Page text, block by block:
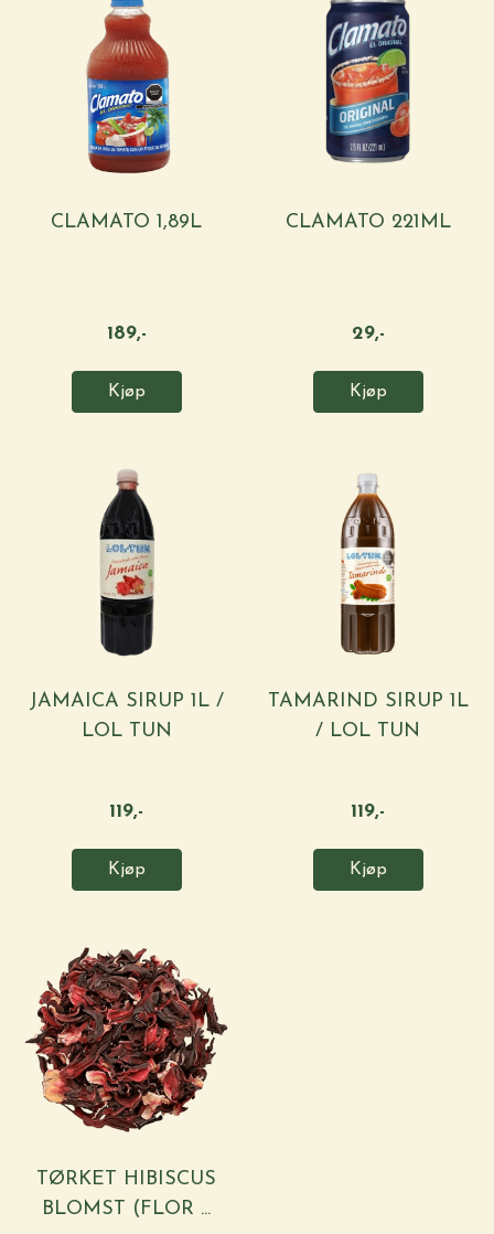
CLAMATO 1,89L
189,-
Kjøp
CLAMATO 221ML
29,-
Kjøp
JAMAICA SIRUP 1L /
LOL TUN
119,-
Kjøp
TAMARIND SIRUP 1L
/ LOL TUN
119,-
Kjøp
TØRKET HIBISCUS
BLOMST (FLOR ...